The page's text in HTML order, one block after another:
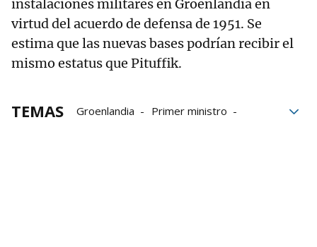
instalaciones militares en Groenlandia en
virtud del acuerdo de defensa de 1951. Se
estima que las nuevas bases podrían recibir el
mismo estatus que Pituffik.
TEMAS Groenlandia
Primer ministro